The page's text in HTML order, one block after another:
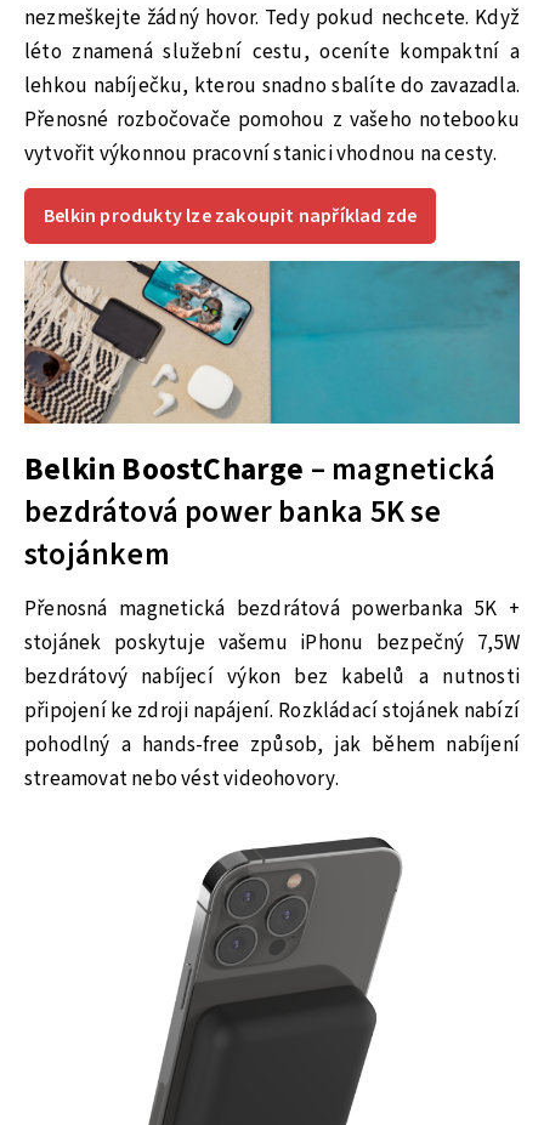
nezmeškejte žádný hovor. Tedy pokud nechcete. Když
léto znamená služební cestu, oceníte kompaktní a
lehkou nabíječku, kterou snadno sbalíte do zavazadla.
Přenosné rozbočovače pomohou z vašeho notebooku
vytvořit výkonnou pracovní stanici vhodnou na cesty.
Belkin produkty lze zakoupit například zde
Belkin BoostCharge – magnetická
bezdrátová power banka 5K se
stojánkem
Přenosná magnetická bezdrátová powerbanka 5K +
stojánek poskytuje vašemu iPhonu bezpečný 7,5W
bezdrátový nabíjecí výkon bez kabelů a nutnosti
připojení ke zdroji napájení. Rozkládací stojánek nabízí
pohodlný a hands-free způsob, jak během nabíjení
streamovat nebo vést videohovory.